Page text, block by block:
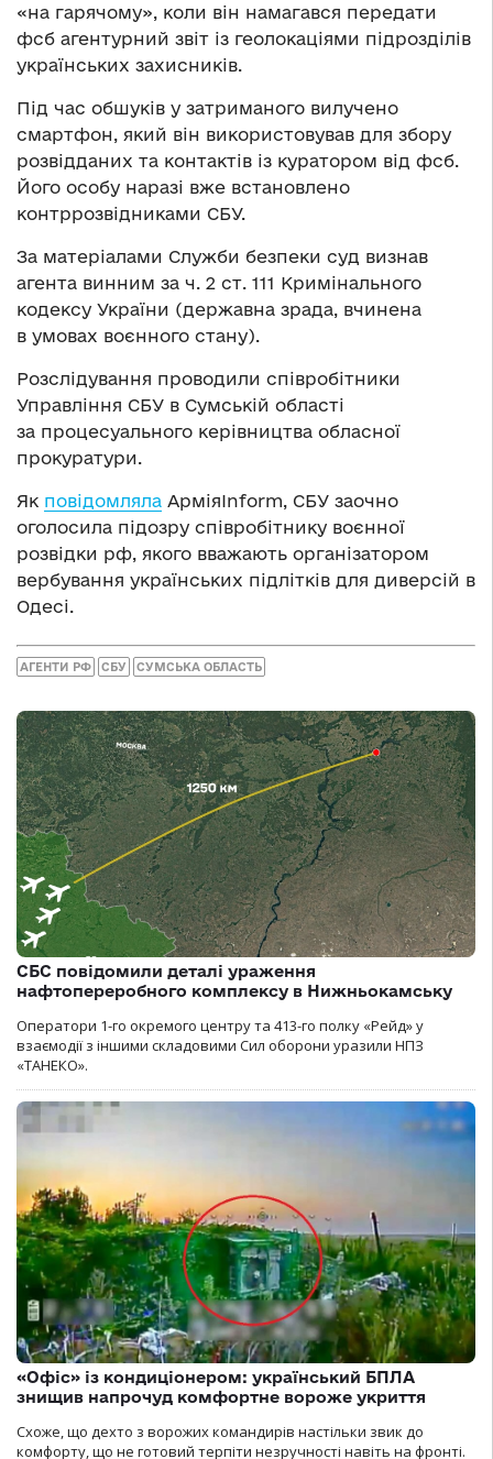
«на гарячому», коли він намагався передати
фсб агентурний звіт із геолокаціями підрозділів
українських захисників.
Під час обшуків у затриманого вилучено
смартфон, який він використовував для збору
розвідданих та контактів із куратором від фсб.
Його особу наразі вже встановлено
контррозвідниками СБУ.
За матеріалами Служби безпеки суд визнав
агента винним за ч. 2 ст. 111 Кримінального
кодексу України (державна зрада, вчинена
в умовах воєнного стану).
Розслідування проводили співробітники
Управління СБУ в Сумській області
за процесуального керівництва обласної
прокуратури.
Як повідомляла АрміяInform, СБУ заочно
оголосила підозру співробітнику воєнної
розвідки рф, якого вважають організатором
вербування українських підлітків для диверсій в
Одесі.
АГЕНТИ РФ СБУ СУМСЬКА ОБЛАСТЬ
СБС повідомили деталі ураження
нафтопереробного комплексу в Нижньокамську
Оператори 1-го окремого центру та 413-го полку «Рейд» у
взаємодії з іншими складовими Сил оборони уразили НПЗ
«ТАНЕКО».
«Офіс» із кондиціонером: український БПЛА
знищив напрочуд комфортне вороже укриття
Схоже, що дехто з ворожих командирів настільки звик до
комфорту, що не готовий терпіти незручності навіть на фронті.